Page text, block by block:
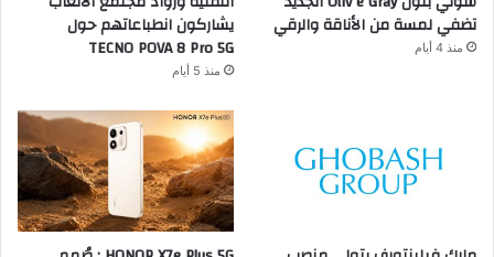
تضفي لمسة من الأناقة والرقي
منذ 4 أيام
يشاركون انطباعاتهم حول
TECNO POVA 8 Pro 5G
منذ 5 أيام